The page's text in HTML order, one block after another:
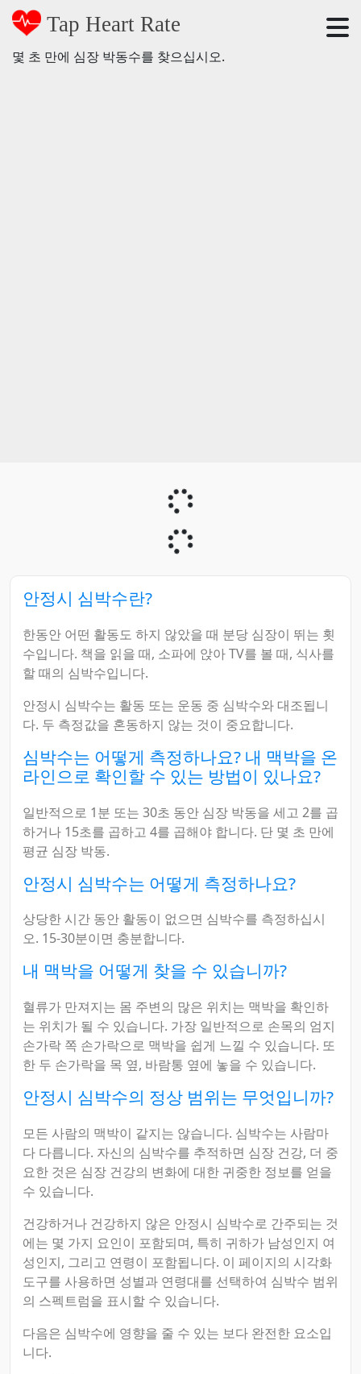
Tap Heart Rate
몇 초 만에 심장 박동수를 찾으십시오.
안정시 심박수란?
한동안 어떤 활동도 하지 않았을 때 분당 심장이 뛰는 횟
수입니다. 책을 읽을 때, 소파에 앉아 TV를 볼 때, 식사를
할 때의 심박수입니다.
안정시 심박수는 활동 또는 운동 중 심박수와 대조됩니
다. 두 측정값을 혼동하지 않는 것이 중요합니다.
심박수는 어떻게 측정하나요? 내 맥박을 온
라인으로 확인할 수 있는 방법이 있나요?
일반적으로 1분 또는 30초 동안 심장 박동을 세고 2를 곱
하거나 15초를 곱하고 4를 곱해야 합니다. 단 몇 초 만에
평균 심장 박동.
안정시 심박수는 어떻게 측정하나요?
상당한 시간 동안 활동이 없으면 심박수를 측정하십시
오. 15-30분이면 충분합니다.
내 맥박을 어떻게 찾을 수 있습니까?
혈류가 만져지는 몸 주변의 많은 위치는 맥박을 확인하
는 위치가 될 수 있습니다. 가장 일반적으로 손목의 엄지
손가락 쪽 손가락으로 맥박을 쉽게 느낄 수 있습니다. 또
한 두 손가락을 목 옆, 바람통 옆에 놓을 수 있습니다.
안정시 심박수의 정상 범위는 무엇입니까?
모든 사람의 맥박이 같지는 않습니다. 심박수는 사람마
다 다릅니다. 자신의 심박수를 추적하면 심장 건강, 더 중
요한 것은 심장 건강의 변화에 대한 귀중한 정보를 얻을
수 있습니다.
건강하거나 건강하지 않은 안정시 심박수로 간주되는 것
에는 몇 가지 요인이 포함되며, 특히 귀하가 남성인지 여
성인지, 그리고 연령이 포함됩니다. 이 페이지의 시각화
도구를 사용하면 성별과 연령대를 선택하여 심박수 범위
의 스펙트럼을 표시할 수 있습니다.
다음은 심박수에 영향을 줄 수 있는 보다 완전한 요소입
니다.